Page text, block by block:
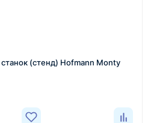
по большинству поставок
отправкой клиенту
(стенд) Hofmann Monty